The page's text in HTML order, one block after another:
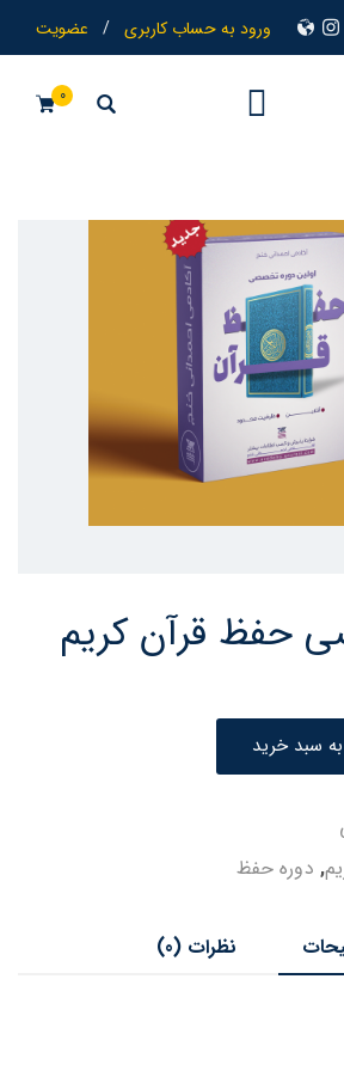
ورود به حساب کاربری / عضویت
0
حفظ قرآن کریم
سبد خرید
, دوره حفظ
نظرات (0)